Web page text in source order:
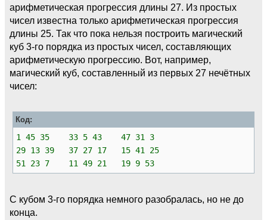
арифметическая прогрессия длины 27. Из простых
чисел известна только арифметическая прогрессия
длины 25. Так что пока нельзя построить магический
куб 3-го порядка из простых чисел, составляющих
арифметическую прогрессию. Вот, например,
магический куб, составленный из первых 27 нечётных
чисел:
Код:
1 45 35 33 5 43 47 31 3
29 13 39 37 27 17 15 41 25
51 23 7 11 49 21 19 9 53
С кубом 3-го порядка немного разобралась, но не до
конца.